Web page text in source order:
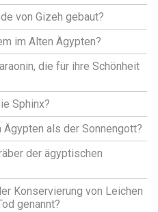
von Gizeh gebaut?
im Alten Ägypten?
die für ihre Schönheit
Sphinx?
als der Sonnengott?
der ägyptischen
Konservierung von Leichen
genannt?